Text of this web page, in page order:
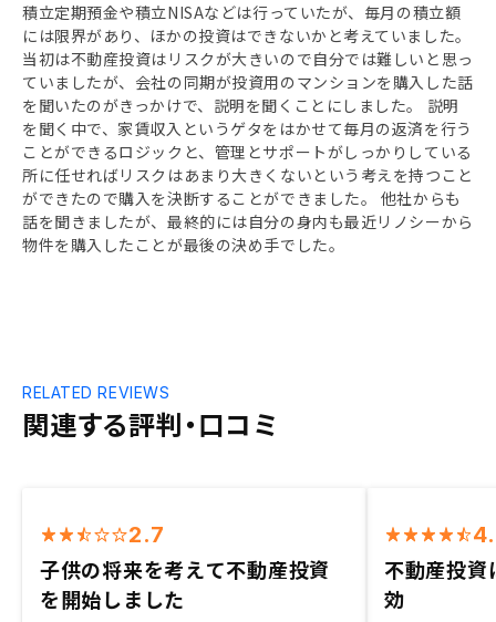
積立定期預金や積立NISAなどは行っていたが、毎月の積立額
には限界があり、ほかの投資はできないかと考えていました。
当初は不動産投資はリスクが大きいので自分では難しいと思っ
ていましたが、会社の同期が投資用のマンションを購入した話
を聞いたのがきっかけで、説明を聞くことにしました。 説明
を聞く中で、家賃収入というゲタをはかせて毎月の返済を行う
ことができるロジックと、管理とサポートがしっかりしている
所に任せればリスクはあまり大きくないという考えを持つこと
ができたので購入を決断することができました。 他社からも
話を聞きましたが、最終的には自分の身内も最近リノシーから
物件を購入したことが最後の決め手でした。
関連する評判・口コミ
RELATED REVIEWS
2.7
子供の将来を考えて不動産投資
を開始しました
不動産投資
効